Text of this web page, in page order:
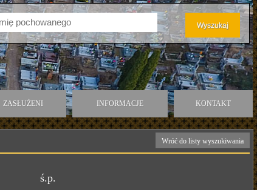
ZASŁUŻENI INFORMACJE KONTAKT
Wróć do listy wyszukiwania
ś.p.